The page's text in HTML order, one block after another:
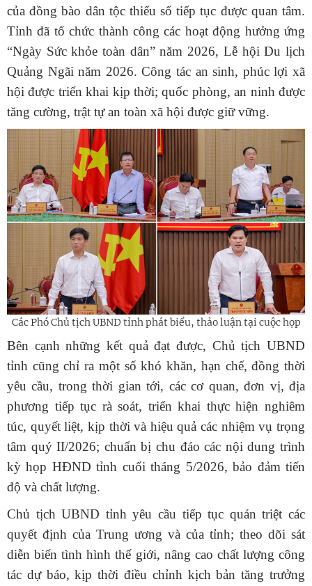
của đồng bào dân tộc thiểu số tiếp tục được quan tâm.
Tỉnh đã tổ chức thành công các hoạt động hưởng ứng
“Ngày Sức khỏe toàn dân” năm 2026, Lễ hội Du lịch
Quảng Ngãi năm 2026. Công tác an sinh, phúc lợi xã
hội được triển khai kịp thời; quốc phòng, an ninh được
tăng cường, trật tự an toàn xã hội được giữ vững.
Các Phó Chủ tịch UBND tỉnh phát biểu, thảo luận tại cuộc họp
Bên cạnh những kết quả đạt được, Chủ tịch UBND
tỉnh cũng chỉ ra một số khó khăn, hạn chế, đồng thời
yêu cầu, trong thời gian tới, các cơ quan, đơn vị, địa
phương tiếp tục rà soát, triển khai thực hiện nghiêm
túc, quyết liệt, kịp thời và hiệu quả các nhiệm vụ trọng
tâm quý II/2026; chuẩn bị chu đáo các nội dung trình
kỳ họp HĐND tỉnh cuối tháng 5/2026, bảo đảm tiến
độ và chất lượng.
Chủ tịch UBND tỉnh yêu cầu tiếp tục quán triệt các
quyết định của Trung ương và của tỉnh; theo dõi sát
diễn biến tình hình thế giới, nâng cao chất lượng công
tác dự báo, kịp thời điều chỉnh kịch bản tăng trưởng